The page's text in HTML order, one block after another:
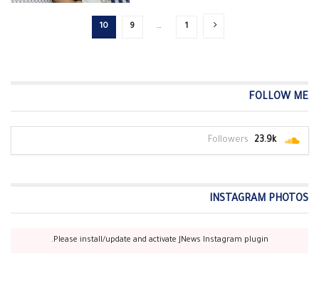
1
…
9
10
FOLLOW ME
23.9k
Followers
INSTAGRAM PHOTOS
Please install/update and activate JNews Instagram plugin.